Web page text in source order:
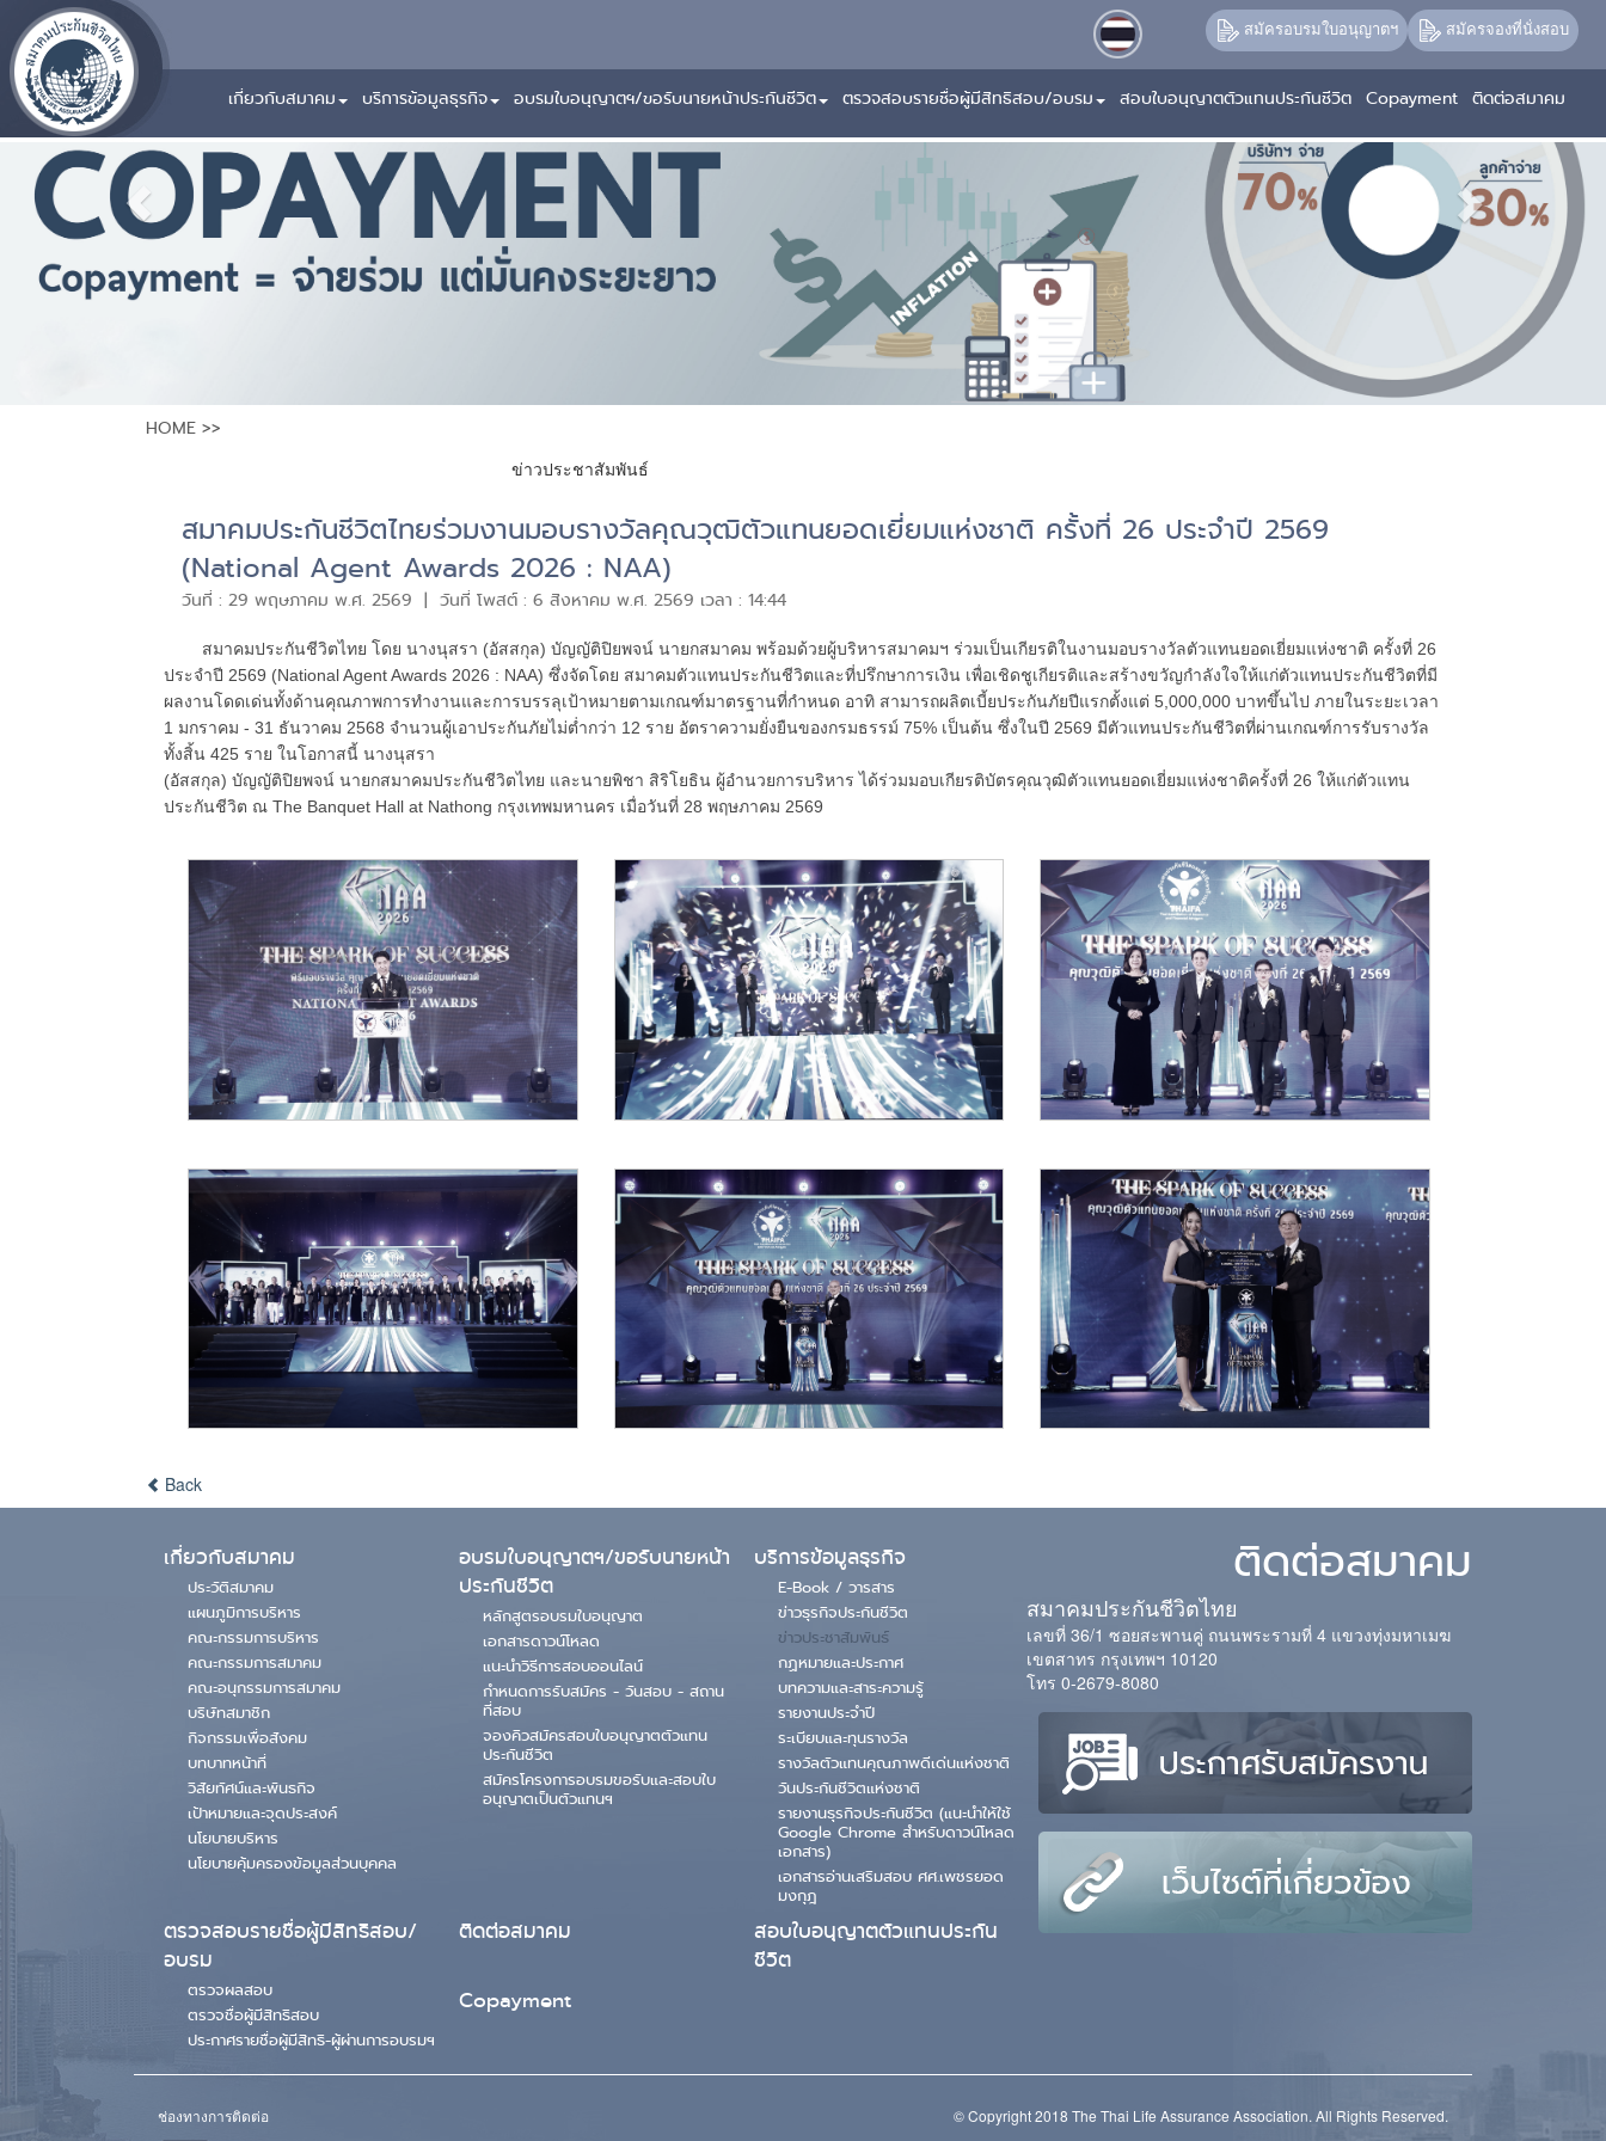
สมัครอบรมใบอนุญาตฯ สมัครจองที่นั่งสอบ
เกี่ยวกับสมาคม บริการข้อมูลธุรกิจ อบรมใบอนุญาตฯ/ขอรับนายหน้าประกันชีวิต ตรวจสอบรายชื่อผู้มีสิทธิสอบ/อบรม สอบใบอนุญาตตัวแทนประกันชีวิต Copayment ติดต่อสมาคม
Previous Next
HOME >>
ข่าวประชาสัมพันธ์
สมาคมประกันชีวิตไทยร่วมงานมอบรางวัลคุณวุฒิตัวแทนยอดเยี่ยมแห่งชาติ ครั้งที่ 26 ประจำปี 2569
(National Agent Awards 2026 : NAA)
วันที่ : 29 พฤษภาคม พ.ศ. 2569 | วันที่ โพสต์ : 6 สิงหาคม พ.ศ. 2569 เวลา : 14:44
สมาคมประกันชีวิตไทย โดย นางนุสรา (อัสสกุล) บัญญัติปิยพจน์ นายกสมาคม พร้อมด้วยผู้บริหารสมาคมฯ ร่วมเป็นเกียรติในงานมอบรางวัลตัวแทนยอดเยี่ยมแห่งชาติ ครั้งที่ 26
ประจำปี 2569 (National Agent Awards 2026 : NAA) ซึ่งจัดโดย สมาคมตัวแทนประกันชีวิตและที่ปรึกษาการเงิน เพื่อเชิดชูเกียรติและสร้างขวัญกำลังใจให้แก่ตัวแทนประกันชีวิตที่มี
ผลงานโดดเด่นทั้งด้านคุณภาพการทำงานและการบรรลุเป้าหมายตามเกณฑ์มาตรฐานที่กำหนด อาทิ สามารถผลิตเบี้ยประกันภัยปีแรกตั้งแต่ 5,000,000 บาทขึ้นไป ภายในระยะเวลา
1 มกราคม - 31 ธันวาคม 2568 จำนวนผู้เอาประกันภัยไม่ต่ำกว่า 12 ราย อัตราความยั่งยืนของกรมธรรม์ 75% เป็นต้น ซึ่งในปี 2569 มีตัวแทนประกันชีวิตที่ผ่านเกณฑ์การรับรางวัล
ทั้งสิ้น 425 ราย ในโอกาสนี้ นางนุสรา
(อัสสกุล) บัญญัติปิยพจน์ นายกสมาคมประกันชีวิตไทย และนายพิชา สิริโยธิน ผู้อำนวยการบริหาร ได้ร่วมมอบเกียรติบัตรคุณวุฒิตัวแทนยอดเยี่ยมแห่งชาติครั้งที่ 26 ให้แก่ตัวแทน
ประกันชีวิต ณ The Banquet Hall at Nathong กรุงเทพมหานคร เมื่อวันที่ 28 พฤษภาคม 2569
Back
เกี่ยวกับสมาคม
ประวัติสมาคม
แผนภูมิการบริหาร
คณะกรรมการบริหาร
คณะกรรมการสมาคม
คณะอนุกรรมการสมาคม
บริษัทสมาชิก
กิจกรรมเพื่อสังคม
บทบาทหน้าที่
วิสัยทัศน์และพันธกิจ
เป้าหมายและจุดประสงค์
นโยบายบริหาร
นโยบายคุ้มครองข้อมูลส่วนบุคคล
อบรมใบอนุญาตฯ/ขอรับนายหน้า
ประกันชีวิต
หลักสูตรอบรมใบอนุญาต
เอกสารดาวน์โหลด
แนะนำวิธีการสอบออนไลน์
กำหนดการรับสมัคร - วันสอบ - สถาน
ที่สอบ
จองคิวสมัครสอบใบอนุญาตตัวแทน
ประกันชีวิต
สมัครโครงการอบรมขอรับและสอบใบ
อนุญาตเป็นตัวแทนฯ
บริการข้อมูลธุรกิจ
E-Book / วารสาร
ข่าวธุรกิจประกันชีวิต
ข่าวประชาสัมพันธ์
กฏหมายและประกาศ
บทความและสาระความรู้
รายงานประจำปี
ระเบียบและทุนรางวัล
รางวัลตัวแทนคุณภาพดีเด่นแห่งชาติ
วันประกันชีวิตแห่งชาติ
รายงานธุรกิจประกันชีวิต (แนะนำให้ใช้
Google Chrome สำหรับดาวน์โหลด
เอกสาร)
เอกสารอ่านเสริมสอบ ศศ.เพชรยอด
มงกุฎ
ตรวจสอบรายชื่อผู้มีสิทธิสอบ/
อบรม
ตรวจผลสอบ
ตรวจชื่อผู้มีสิทธิสอบ
ประกาศรายชื่อผู้มีสิทธิ-ผู้ผ่านการอบรมฯ
ติดต่อสมาคม
สอบใบอนุญาตตัวแทนประกัน
ชีวิต
Copayment
ติดต่อสมาคม
สมาคมประกันชีวิตไทย
เลขที่ 36/1 ซอยสะพานคู่ ถนนพระรามที่ 4 แขวงทุ่งมหาเมฆ
เขตสาทร กรุงเทพฯ 10120
โทร 0-2679-8080
ช่องทางการติดต่อ © Copyright 2018 The Thai Life Assurance Association. All Rights Reserved.